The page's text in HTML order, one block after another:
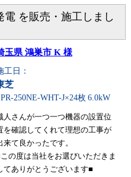
を販売・施工しまし
玉県 鴻巣市 K 様
工日：
芝
250NE-WHT-J×24枚 6.0kW
人さんが一つ一つ機器の設置位
を確認してくれて理想の工事が
来て良かったです。
の度は当社をお選びいただきま
てありがとうございます■